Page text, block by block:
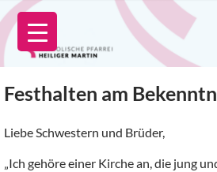
Zum
Inhalt
springen
Festhalten am
Liebe Schwestern und Brüder,
„Ich gehöre einer Kirche an, die jung